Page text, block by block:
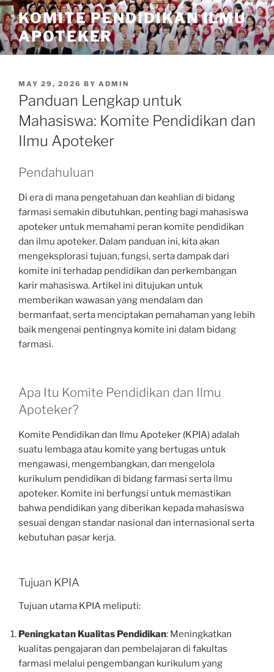
Skip
to
content
KOMITE PENDIDIKAN ILMU
APOTEKER
POSTED
ON
MAY 29, 2026 BY ADMIN
Panduan Lengkap untuk
Mahasiswa: Komite Pendidikan dan
Ilmu Apoteker
Pendahuluan
Di era di mana pengetahuan dan keahlian di bidang
farmasi semakin dibutuhkan, penting bagi mahasiswa
apoteker untuk memahami peran komite pendidikan
dan ilmu apoteker. Dalam panduan ini, kita akan
mengeksplorasi tujuan, fungsi, serta dampak dari
komite ini terhadap pendidikan dan perkembangan
karir mahasiswa. Artikel ini ditujukan untuk
memberikan wawasan yang mendalam dan
bermanfaat, serta menciptakan pemahaman yang lebih
baik mengenai pentingnya komite ini dalam bidang
farmasi.
Apa Itu Komite Pendidikan dan Ilmu
Apoteker?
Komite Pendidikan dan Ilmu Apoteker (KPIA) adalah
suatu lembaga atau komite yang bertugas untuk
mengawasi, mengembangkan, dan mengelola
kurikulum pendidikan di bidang farmasi serta ilmu
apoteker. Komite ini berfungsi untuk memastikan
bahwa pendidikan yang diberikan kepada mahasiswa
sesuai dengan standar nasional dan internasional serta
kebutuhan pasar kerja.
Tujuan KPIA
Tujuan utama KPIA meliputi:
Peningkatan Kualitas Pendidikan: Meningkatkan
kualitas pengajaran dan pembelajaran di fakultas
farmasi melalui pengembangan kurikulum yang